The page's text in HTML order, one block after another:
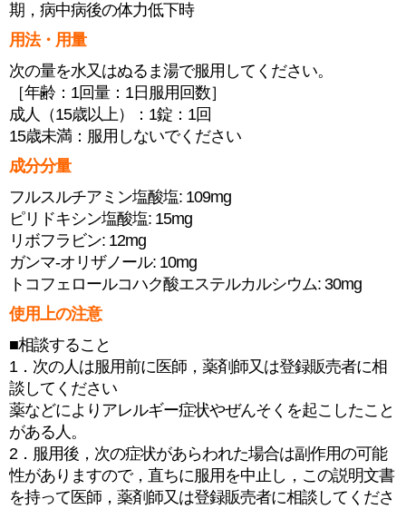
期，病中病後の体力低下時
用法・用量
次の量を水又はぬるま湯で服用してください。
［年齢：1回量：1日服用回数］
成人（15歳以上）：1錠：1回
15歳未満：服用しないでください
成分分量
フルスルチアミン塩酸塩: 109mg
ピリドキシン塩酸塩: 15mg
リボフラビン: 12mg
ガンマ-オリザノール: 10mg
トコフェロールコハク酸エステルカルシウム: 30mg
使用上の注意
■相談すること
1．次の人は服用前に医師，薬剤師又は登録販売者に相
談してください
薬などによりアレルギー症状やぜんそくを起こしたこと
がある人。
2．服用後，次の症状があらわれた場合は副作用の可能
性がありますので，直ちに服用を中止し，この説明文書
を持って医師，薬剤師又は登録販売者に相談してくださ